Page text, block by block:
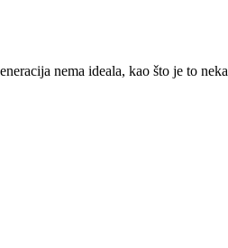
nema ideala, kao što je to